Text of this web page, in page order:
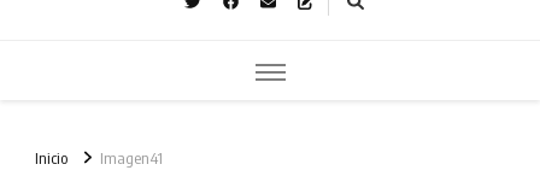
Inicio Imagen41